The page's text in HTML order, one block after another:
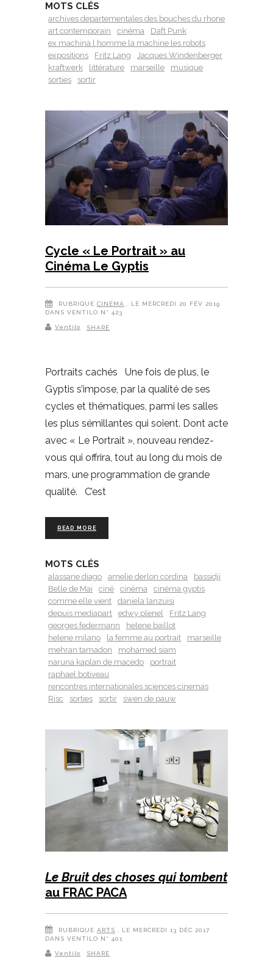
MOTS CLÉS
archives departementales des bouches du rhone
art contemporain
cinéma
Daft Punk
ex machina l homme la machine les robots
expositions
Fritz Lang
Jacques Windenberger
kraftwerk
littérature marseille
musique
sorties
sortir
Cycle « Le Portrait » au
Cinéma Le Gyptis
RUBRIQUE CINÉMA
, LE MERCREDI 20 FÉV 2019
DANS VENTILO N° 423
Ventilo SHARE
Portraits cachés Une fois de plus, le
Gyptis s’impose, par la qualité de ses
cycles et thématiques, parmi les salles
les plus sémillantes qui soient. Dont acte
avec « Le Portrait », nouveau rendez-
vous qui offrira, tout au long du mois de
mars, une programmation de grande
qualité. C’est
READ MORE
MOTS CLÉS
alassane diago amelie derlon cordina
bassidji
Belle de Mai
ciné cinéma
cinéma gyptis
comme elle vient
daniela lanzuisi
depuis mediapart
edwy plenel
Fritz Lang
georges federmann
helene baillot
helene milano
la femme au portrait
marseille
mehran tamadon
mohamed siam
naruna kaplan de macedo
portrait
raphael botiveau
rencontres internationales sciences cinemas
Risc
sorties sortir swen de pauw
Le Bruit des choses qui tombent
au FRAC PACA
RUBRIQUE ARTS
, LE MERCREDI 13 DÉC 2017
DANS VENTILO N° 401
Ventilo SHARE